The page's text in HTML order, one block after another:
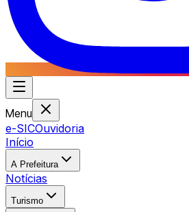
Menu
e-SICOuvidoria
Início
A Prefeitura
Notícias
Turismo